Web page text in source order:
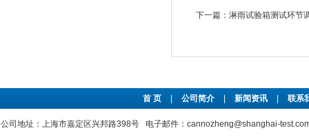
下一篇： 淋雨试验箱测试环节
首 页 公司简介 新闻资讯 联系
公司地址：上海市嘉定区兴邦路398号 电子邮件：cannozheng@shanghai-